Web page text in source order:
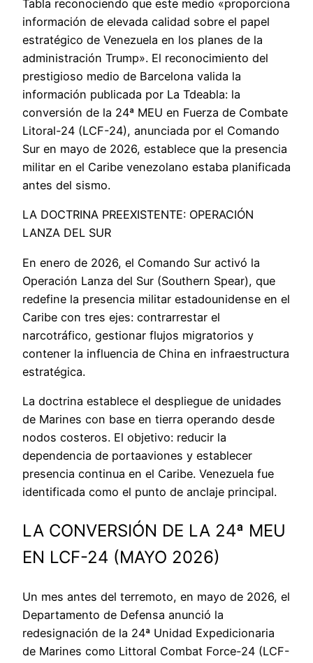
Tabla reconociendo que este medio «proporciona
información de elevada calidad sobre el papel
estratégico de Venezuela en los planes de la
administración Trump». El reconocimiento del
prestigioso medio de Barcelona valida la
información publicada por La Tdeabla: la
conversión de la 24ª MEU en Fuerza de Combate
Litoral-24 (LCF-24), anunciada por el Comando
Sur en mayo de 2026, establece que la presencia
militar en el Caribe venezolano estaba planificada
antes del sismo.
LA DOCTRINA PREEXISTENTE: OPERACIÓN
LANZA DEL SUR
En enero de 2026, el Comando Sur activó la
Operación Lanza del Sur (Southern Spear), que
redefine la presencia militar estadounidense en el
Caribe con tres ejes: contrarrestar el
narcotráfico, gestionar flujos migratorios y
contener la influencia de China en infraestructura
estratégica.
La doctrina establece el despliegue de unidades
de Marines con base en tierra operando desde
nodos costeros. El objetivo: reducir la
dependencia de portaaviones y establecer
presencia continua en el Caribe. Venezuela fue
identificada como el punto de anclaje principal.
LA CONVERSIÓN DE LA 24ª MEU
EN LCF-24 (MAYO 2026)
Un mes antes del terremoto, en mayo de 2026, el
Departamento de Defensa anunció la
redesignación de la 24ª Unidad Expedicionaria
de Marines como Littoral Combat Force-24 (LCF-